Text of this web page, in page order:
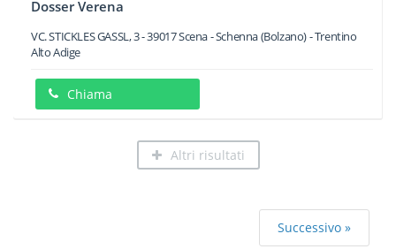
Dosser Verena
VC. STICKLES GASSL, 3-39017Scena - Schenna(Bolzano) -Trentino
Alto Adige
Chiama
Altri risultati
Successivo »